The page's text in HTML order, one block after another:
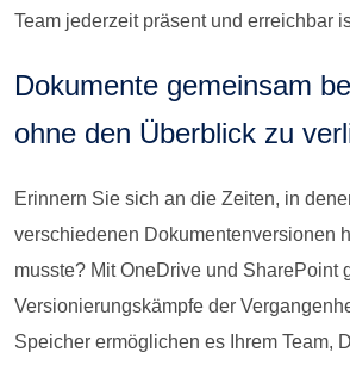
Team jederzeit präsent und erreichbar
Dokumente gemeinsam
ohne den Überblick zu
Erinnern Sie sich an die Zeiten, in
verschiedenen Dokumentenversionen
musste? Mit OneDrive und SharePoint
Versionierungskämpfe der
Speicher ermöglichen es Ihrem Team,